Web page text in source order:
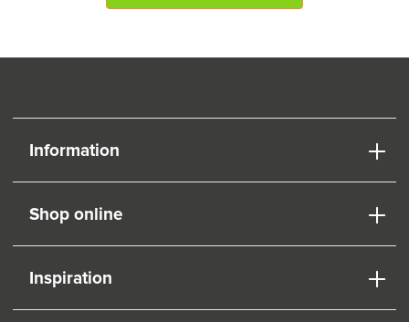
Information
Shop online
Inspiration